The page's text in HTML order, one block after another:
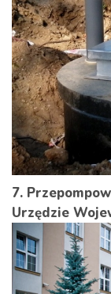
7.
Urzędzie